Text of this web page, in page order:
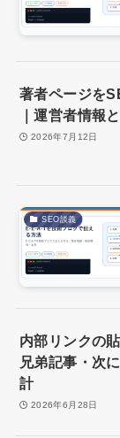
著者ページを
｜運営者情報
2026年7月12日
SEO談義
内部リンクの
兄弟記事・次
計
2026年6月28日